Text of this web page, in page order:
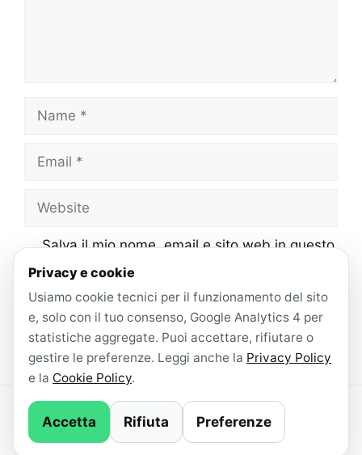
Salva il mio nome, email e sito web in questo
browser per la prossima volta che
commento.
© 2026 AndroidLab · Contenuti redatti con il
supporto di IA ·Newsletter·Privacy Policy
Cookie Policy·Gestisci consenso
Privacy e cookie
Usiamo cookie tecnici per il funzionamento del sito
e, solo con il tuo consenso, Google Analytics 4 per
statistiche aggregate. Puoi accettare, rifiutare o
gestire le preferenze. Leggi anche la Privacy Policy
e la Cookie Policy.
Accetta Rifiuta Preferenze